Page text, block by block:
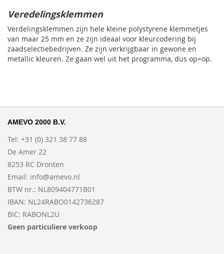
Veredelingsklemmen
Verdelingsklemmen zijn hele kleine polystyrene klemmetjes
van maar 25 mm en ze zijn ideaal voor kleurcodering bij
zaadselectiebedrijven. Ze zijn verkrijgbaar in gewone en
metallic kleuren. Ze gaan wel uit het programma, dus op=op.
AMEVO 2000 B.V.
Tel: +31 (0) 321 38 77 88
De Amer 22
8253 RC Dronten
Email: info@amevo.nl
BTW nr.: NL809404771B01
IBAN: NL24RABO0142736287
BIC: RABONL2U
Geen particuliere verkoop